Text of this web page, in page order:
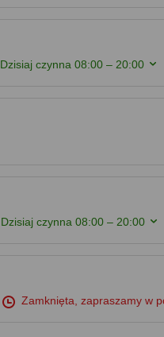
Dzisiaj czynna08:00 – 20:00
Dzisiaj czynna08:00 – 20:00
Zamknięta, zapraszamy w